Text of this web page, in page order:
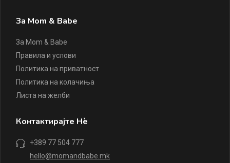
За Mom & Babe
За Mom & Babe
Правила и услови
Политика на приватност
Политика на колачиња
Листа на желби
Контактирајте Нè
+389 77 504 777
hello@momandbabe.mk